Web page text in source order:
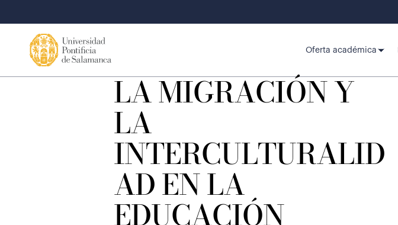
Oferta académica
LA MIGRACIÓN Y
LA
INTERCULTURALID
AD EN LA
EDUCACIÓN